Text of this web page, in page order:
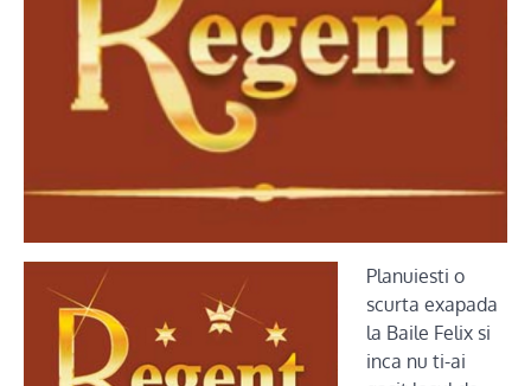
Planuiesti o
scurta exapada
la Baile Felix si
inca nu ti-ai